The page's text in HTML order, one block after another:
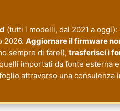
(tutti i modelli, dal 2021 a
2026. Aggiornare il firmware
sempre di fare!),trasferisci i
importati da fonte esterna
attraverso una consulenza